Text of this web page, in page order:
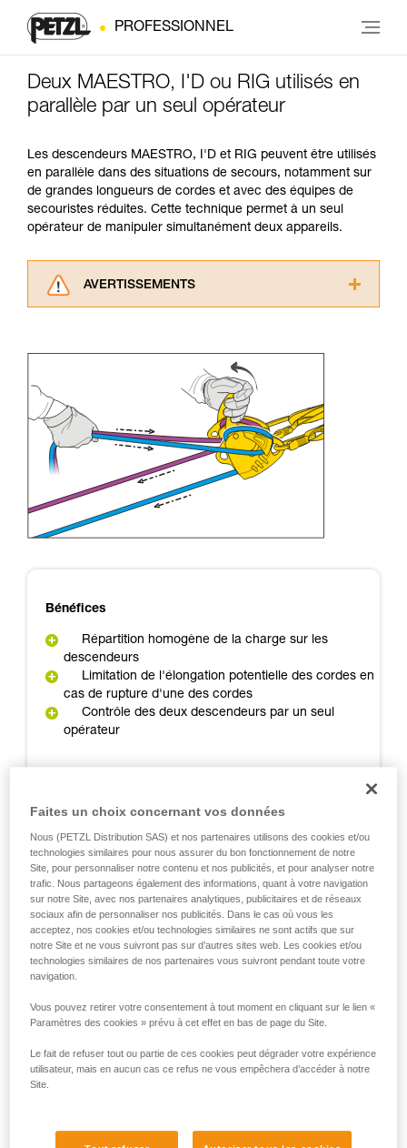
PROFESSIONNEL
Deux MAESTRO, I'D ou RIG utilisés en
parallèle par un seul opérateur
Les descendeurs MAESTRO, I'D et RIG peuvent être utilisés
en parallèle dans des situations de secours, notamment sur
de grandes longueurs de cordes et avec des équipes de
secouristes réduites. Cette technique permet à un seul
opérateur de manipuler simultanément deux appareils.
AVERTISSEMENTS
consulter. Vous devez avoir compris les
informations de la notice technique pour
pouvoir comprendre ce complément
Maîtriser ces techniques nécessite une
formation et un entraînement spécifique. Validez
avec un professionnel votre capacité à refaire
la manipulation, seul, en toute sécurité, avant
de la reproduire en autonomie.
Nous donnons des exemples de techniques
liées à votre activité. Il peut en exister d’autres
Bénéfices
Répartition homogène de la charge sur les
descendeurs
Limitation de l'élongation potentielle des cordes en
cas de rupture d'une des cordes
Contrôle des deux descendeurs par un seul
opérateur
Proximité des cordes qui sont exposées
Nécessité d'une personne en back-up
Utilisation à la descente
Faites un choix concernant vos données
Nous (PETZL Distribution SAS) et nos partenaires utilisons des cookies et/ou
technologies similaires pour nous assurer du bon fonctionnement de notre
Site, pour personnaliser notre contenu et nos publicités, et pour analyser notre
trafic. Nous partageons également des informations, quant à votre navigation
sur notre Site, avec nos partenaires analytiques, publicitaires et de réseaux
sociaux afin de personnaliser nos publicités. Dans le cas où vous les
acceptez, nos cookies et/ou technologies similaires ne sont actifs que sur
notre Site et ne vous suivront pas sur d’autres sites web. Les cookies et/ou
technologies similaires de nos partenaires vous suivront pendant toute votre
navigation.
Vous pouvez retirer votre consentement à tout moment en cliquant sur le lien «
Paramètres des cookies » prévu à cet effet en bas de page du Site.
Le fait de refuser tout ou partie de ces cookies peut dégrader votre expérience
utilisateur, mais en aucun cas ce refus ne vous empêchera d’accéder à notre
Site.